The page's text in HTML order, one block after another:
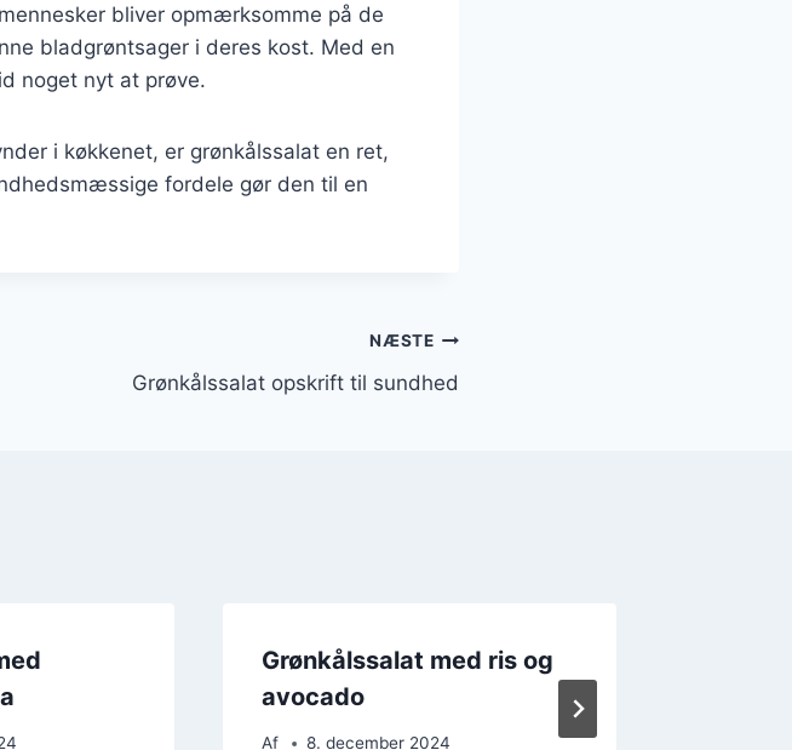
bliver opmærksomme på de
bladgrøntsager i deres kost. Med en
noget nyt at prøve.
i køkkenet, er grønkålssalat en ret,
fordele gør den til en
NÆSTE
Grønkålssalat opskrift til sundhed
Grønkålssalat med ris og
avocado
Af 8. december 2024